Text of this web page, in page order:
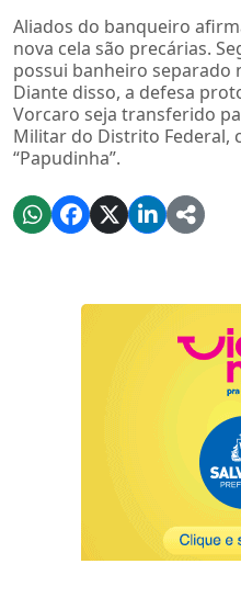
Aliados do banqueiro
nova cela são precárias.
possui banheiro separado
Diante disso, a defesa
Vorcaro seja transferido
Militar do Distrito Federal,
“Papudinha”.